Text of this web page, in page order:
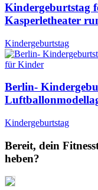
Kindergeburtstag
Kasperletheater
Kindergeburtstag
Berlin-
Kindergeburtstag
Bereit, dein
heben?